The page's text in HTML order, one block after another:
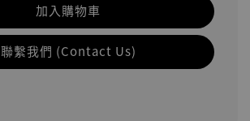
加入購物車
聯繫我們 (Contact Us)